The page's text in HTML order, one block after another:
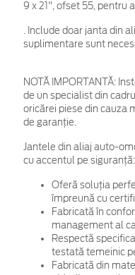
9 x 21", ofset 55, pentru
. Include doar janta din
suplimentare sunt
NOTĂ IMPORTANTĂ:
de un specialist din
oricărei piese din cauza
de garanţie.
Jantele din aliaj auto-
cu accentul pe siguranță:
Oferă soluția
împreună cu
Fabricată în
management al
Respectă
testată temeinic
Fabricată din